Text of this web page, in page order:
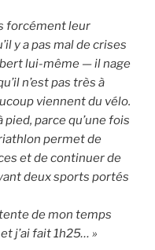
forcément leur
y a pas mal de crises
lui-même — il nage
n’est pas très à
viennent du vélo.
parce qu’une fois
permet de
et de continuer de
deux sports portés
de mon temps
j’ai fait 1h25… »